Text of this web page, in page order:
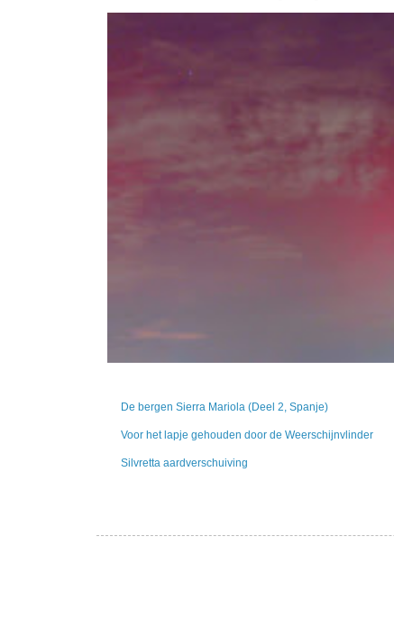
De bergen Sierra Mariola (Deel 2, Spanje)
Voor het lapje gehouden door de Weerschijnvlinder
Silvretta aardverschuiving